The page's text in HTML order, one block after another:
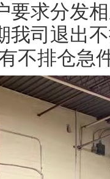
要求分发
我司退出
不排仓急